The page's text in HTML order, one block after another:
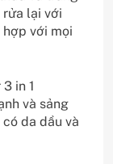
rửa lại với
với mọi
in 1
và sảng
da dầu và